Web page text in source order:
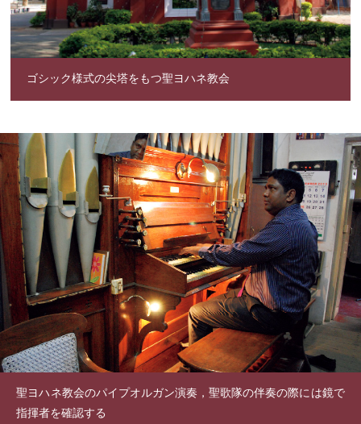
ゴシック様式の尖塔をもつ聖ヨハネ教会
聖ヨハネ教会のパイプオルガン演奏，聖歌隊の伴奏の際には鏡で
指揮者を確認する